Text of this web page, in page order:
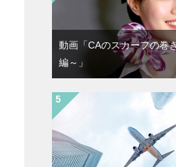
動画「CAのスカーフの巻
編～」